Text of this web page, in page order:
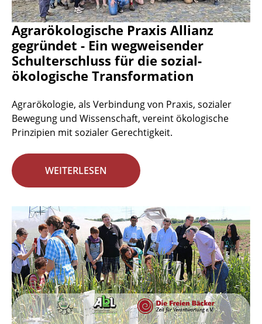
Agrarökologische Praxis Allianz
gegründet - Ein wegweisender
Schulterschluss für die sozial-
ökologische Transformation
Agrarökologie, als Verbindung von Praxis, sozialer
Bewegung und Wissenschaft, vereint ökologische
Prinzipien mit sozialer Gerechtigkeit.
WEITERLESEN